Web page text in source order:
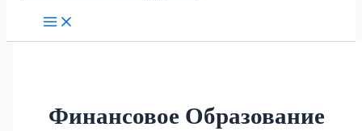
Финансовое Образование